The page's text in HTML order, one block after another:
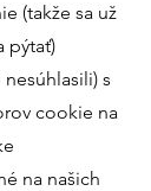
(takže sa už
pýtať)
s
cookie na
na našich